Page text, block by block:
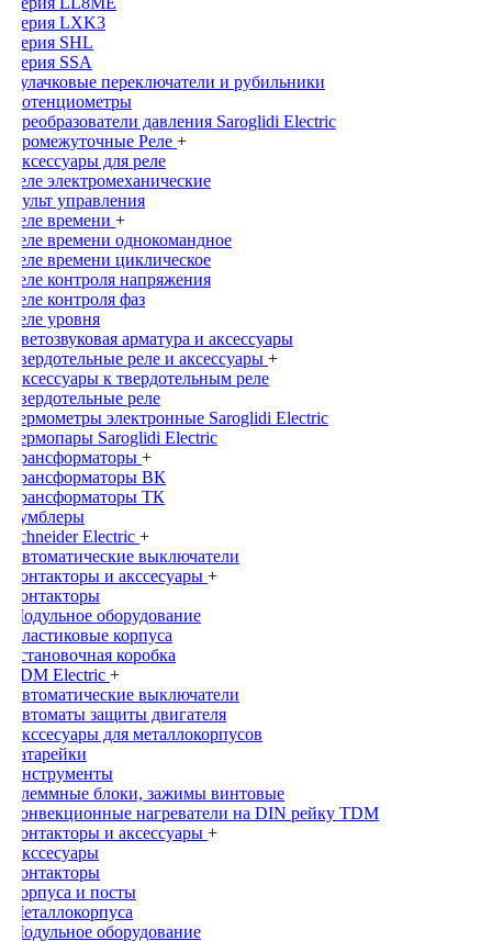
Серия LXK3
Серия SHL
Серия SSA
Кулачковые переключатели и рубильники
Потенциометры
Преобразователи давления Saroglidi Electric
Промежуточные Реле +
Аксессуары для реле
Реле электромеханические
Пульт управления
Реле времени +
Реле времени однокомандное
Реле времени циклическое
Реле контроля напряжения
Реле контроля фаз
Реле уровня
Светозвуковая арматура и аксессуары
Твердотельные реле и аксессуары +
Аксессуары к твердотельным реле
Твердотельные реле
Термометры электронные Saroglidi Electric
Термопары Saroglidi Electric
Трансформаторы +
Трансформаторы ВК
Трансформаторы ТК
Тумблеры
Schneider Electric +
Автоматические выключатели
Контакторы и акссесуары +
Контакторы
Модульное оборудование
Пластиковые корпуса
Установочная коробка
TDM Electric +
Автоматические выключатели
Автоматы защиты двигателя
Акссесуары для металлокорпусов
Батарейки
Инструменты
Клеммные блоки, зажимы винтовые
Конвекционные нагреватели на DIN рейку TDM
Контакторы и аксессуары +
Акссесуары
Контакторы
Корпуса и посты
Металлокорпуса
Модульное оборудование